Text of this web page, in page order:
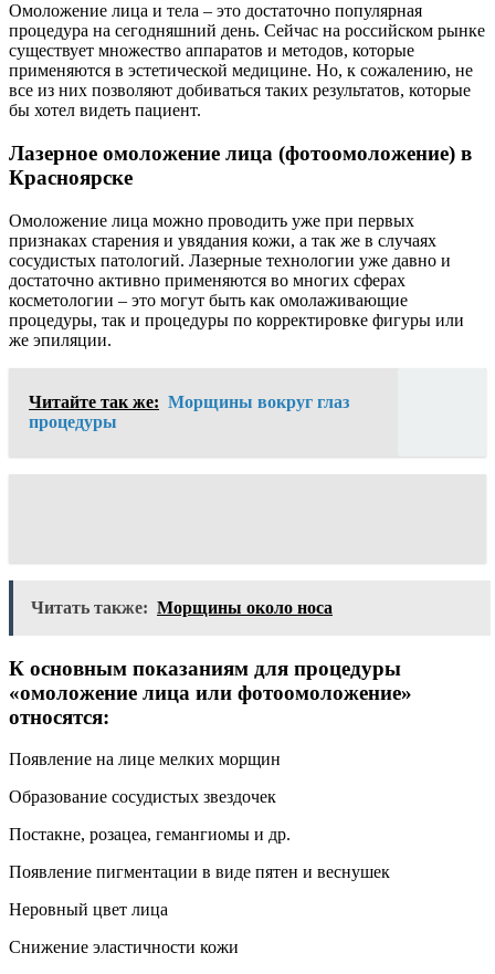
Омоложение лица и тела – это достаточно популярная
процедура на сегодняшний день. Сейчас на российском рынке
существует множество аппаратов и методов, которые
применяются в эстетической медицине. Но, к сожалению, не
все из них позволяют добиваться таких результатов, которые
бы хотел видеть пациент.
Лазерное омоложение лица (фотоомоложение) в
Красноярске
Омоложение лица можно проводить уже при первых
признаках старения и увядания кожи, а так же в случаях
сосудистых патологий. Лазерные технологии уже давно и
достаточно активно применяются во многих сферах
косметологии – это могут быть как омолаживающие
процедуры, так и процедуры по корректировке фигуры или
же эпиляции.
Читайте так же: Морщины вокруг глаз
процедуры
Читать также: Морщины около носа
К основным показаниям для процедуры
«омоложение лица или фотоомоложение»
относятся:
Появление на лице мелких морщин
Образование сосудистых звездочек
Постакне, розацеа, гемангиомы и др.
Появление пигментации в виде пятен и веснушек
Неровный цвет лица
Снижение эластичности кожи